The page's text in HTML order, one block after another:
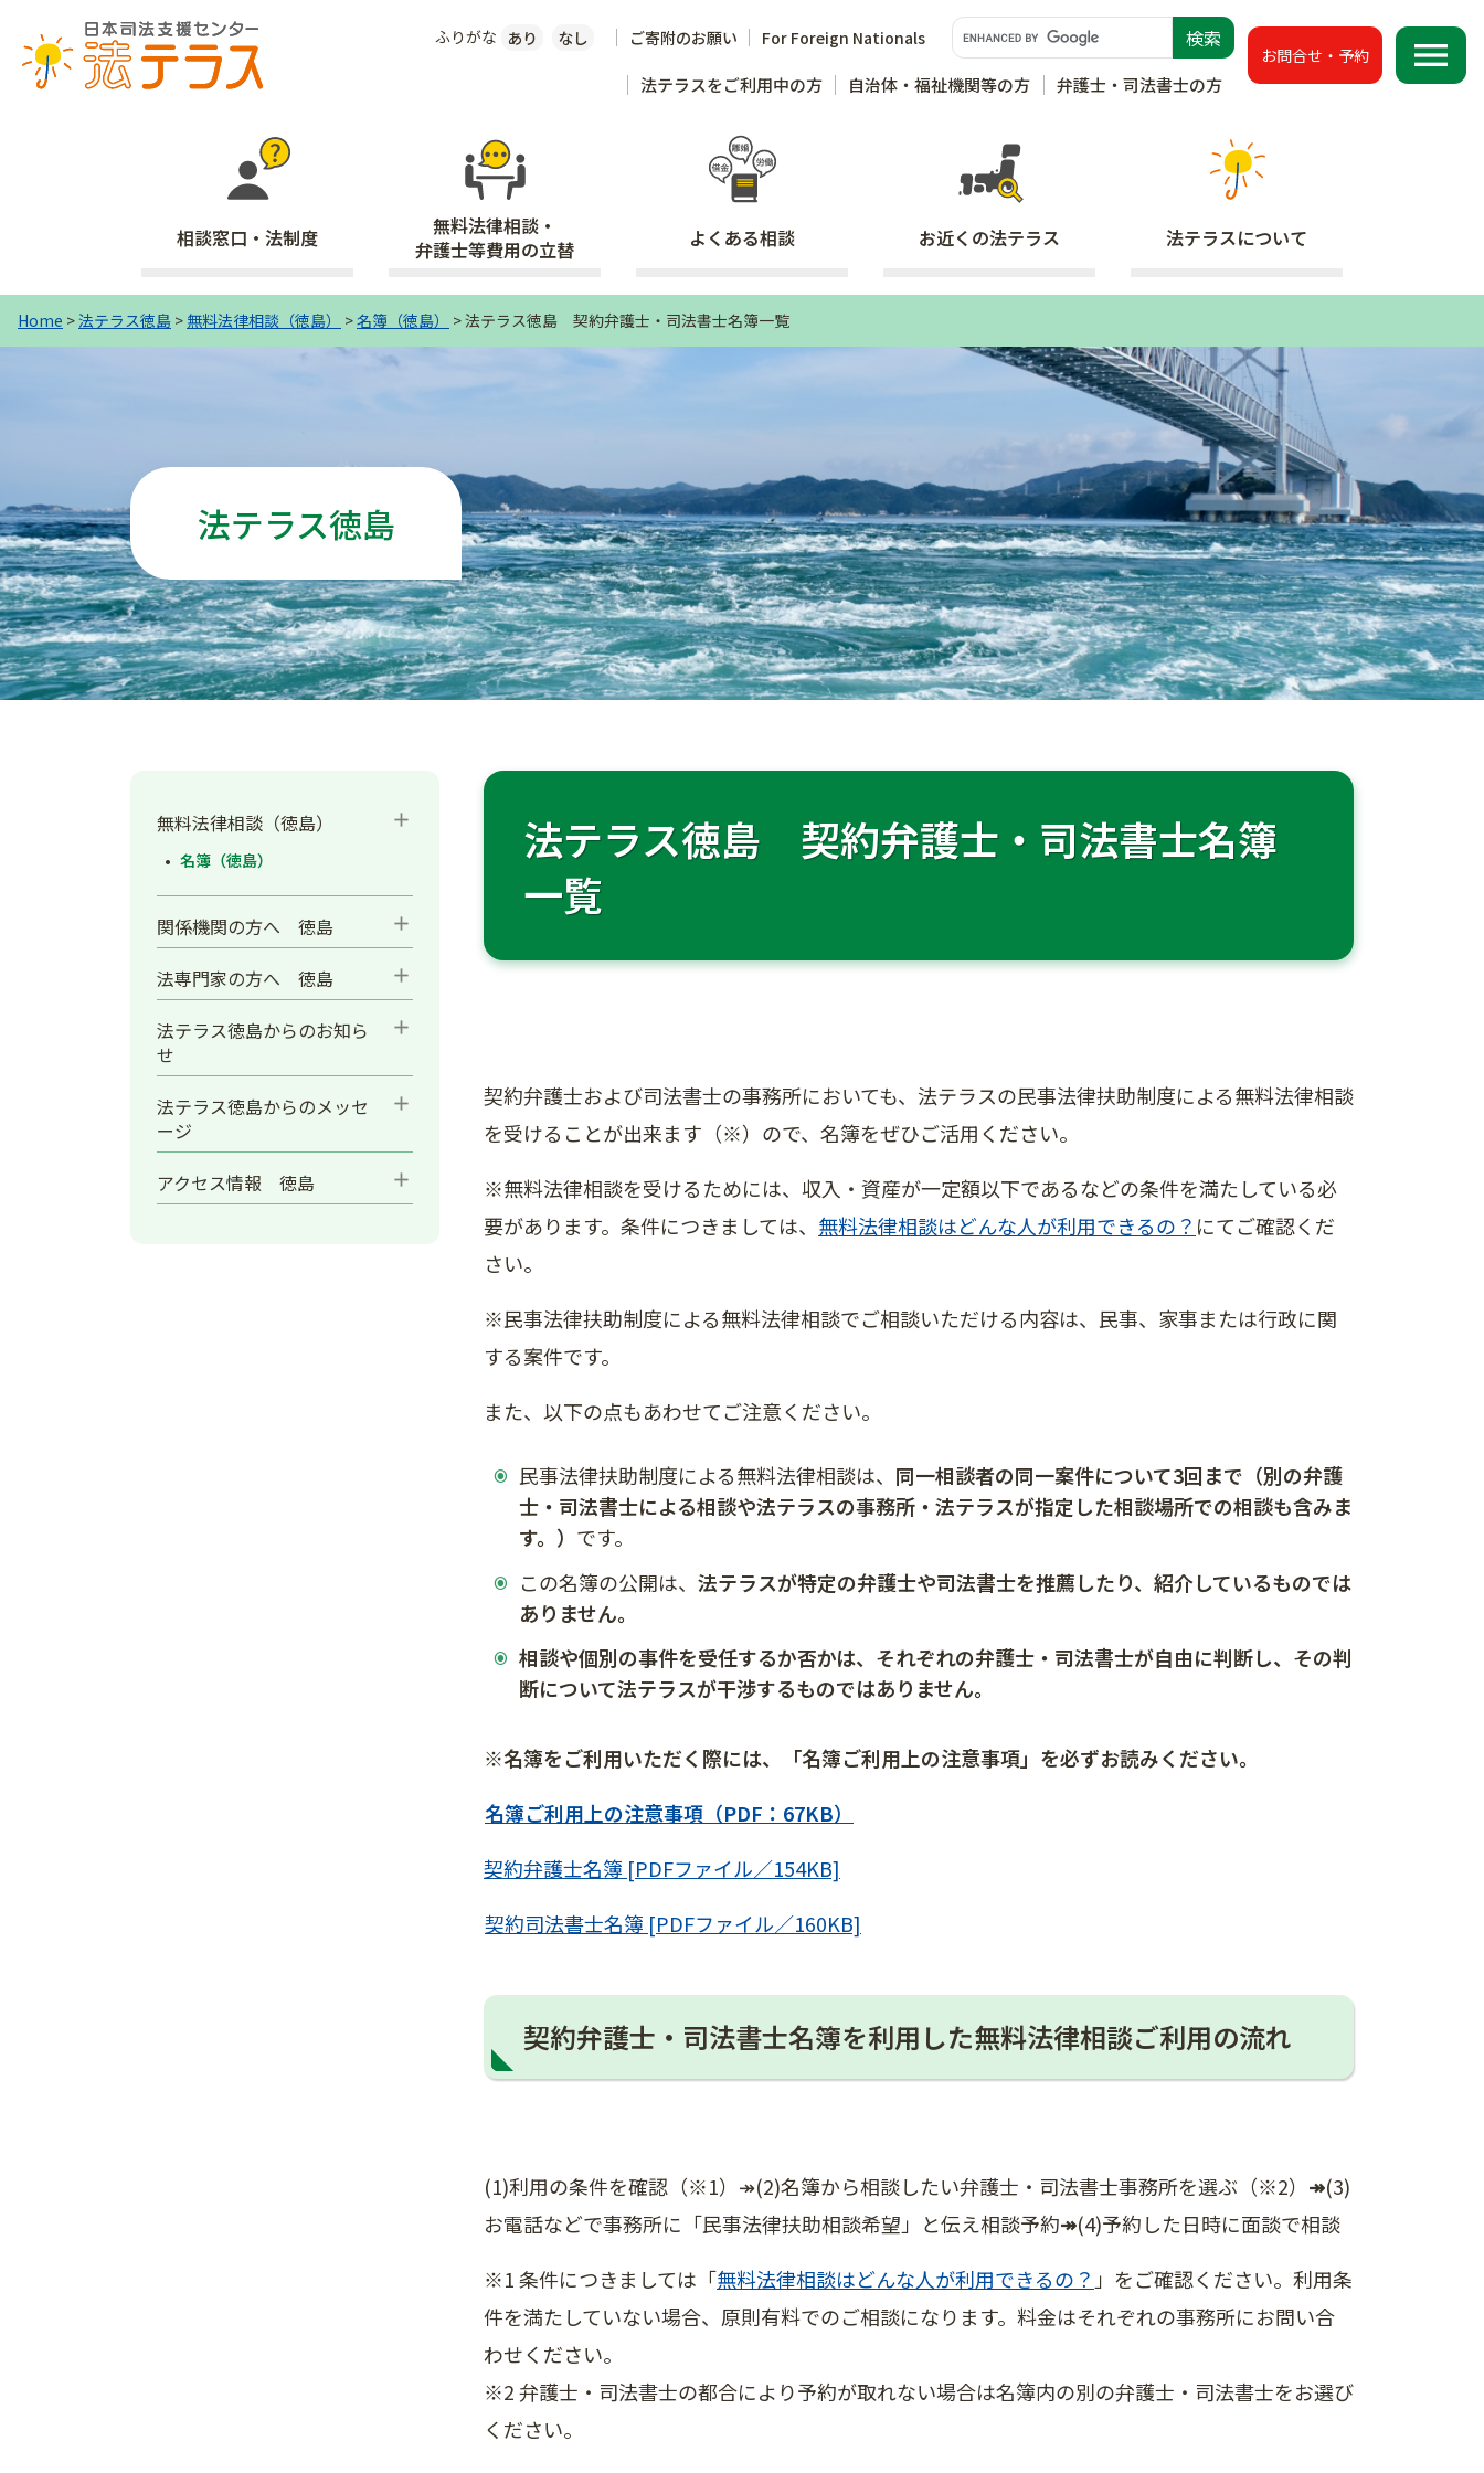
ふりがな あり なし ご寄附のお願い For Foreign Nationals
法テラスをご利用中の方 自治体・福祉機関等の方 弁護士・司法書士の方
お問合せ・予約 menu
相談窓口・法制度
無料法律相談・
弁護士等費用の立替
よくある相談 お近くの法テラス 法テラスについて
Home >法テラス徳島 > 無料法律相談（徳島） >名簿（徳島） >法テラス徳島 契約弁護士・司法書士名簿一覧
法テラス徳島
無料法律相談（徳島） add
名簿（徳島）
関係機関の方へ 徳島 add
法専門家の方へ 徳島 add
法テラス徳島からのお知ら
せ
add
法テラス徳島からのメッセ
ージ
add
アクセス情報 徳島 add
法テラス徳島 契約弁護士・司法書士名簿
一覧
契約弁護士および司法書士の事務所においても、法テラスの民事法律扶助制度による無料法律相談
を受けることが出来ます（※）ので、名簿をぜひご活用ください。
※無料法律相談を受けるためには、収入・資産が一定額以下であるなどの条件を満たしている必
要があります。条件につきましては、 無料法律相談はどんな人が利用できるの？ ​にてご確認くだ
さい。
※民事法律扶助制度による無料法律相談でご相談いただける内容は、民事、家事または行政に関
する案件です。
また、以下の点もあわせてご注意ください。
民事法律扶助制度による無料法律相談は、 同一相談者の同一案件について3回まで（別の弁護
士・司法書士による相談や法テラスの事務所・法テラスが指定した相談場所での相談も含みま
す。） です。
この名簿の公開は、 法テラスが特定の弁護士や司法書士を推薦したり、紹介しているものでは
ありません。
相談や個別の事件を受任するか否かは、それぞれの弁護士・司法書士が自由に判断し、その判
断について法テラスが干渉するものではありません。
※名簿をご利用いただく際には、「名簿ご利用上の注意事項」を必ずお読みください。
名簿ご利用上の注意事項（PDF：67KB）
契約弁護士名簿 [PDFファイル／154KB]
契約司法書士名簿 [PDFファイル／160KB]
契約弁護士・司法書士名簿を利用した無料法律相談ご利用の流れ
(1)利用の条件を確認（※1）↠​(2)名簿から相談したい弁護士・司法書士事務所を選ぶ（※2） ↠(3)
お電話などで事務所に「民事法律扶助相談希望」と伝え相談予約↠(4)予約した日時に面談で相談
※1 条件につきましては「無料法律相談はどんな人が利用できるの？ 」をご確認ください。利用条
件を満たしていない場合、原則有料でのご相談になります。料金はそれぞれの事務所にお問い合
わせください。
※2 弁護士・司法書士の都合により予約が取れない場合は名簿内の別の弁護士・司法書士をお選び
ください。